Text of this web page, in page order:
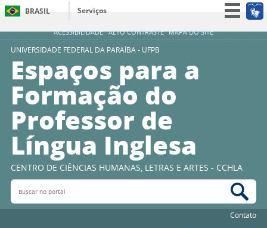
ACESSIBILIDADE ALTO CONTRASTE MAPA DO SITE
BRASIL
Serviços
Simplifique!
Acesso à informação
UNIVERSIDADE FEDERAL DA PARAÍBA - UFPB
Espaços para a
Formação do
Professor de
Língua Inglesa
CENTRO DE CIÊNCIAS HUMANAS, LETRAS E ARTES - CCHLA
Buscar no portal
Contato